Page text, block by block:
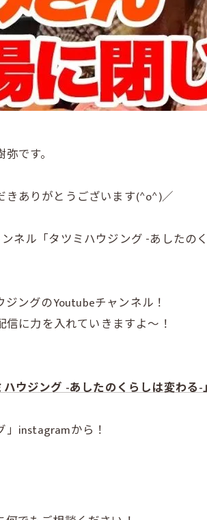
です。
ありがとうございます(^o^)／
ネル「タツミハウジング -あしたの
ングのYoutubeチャンネル！
に力を入れていきますよ～！
ウジング -あしたのくらしは変わる
instagramから！